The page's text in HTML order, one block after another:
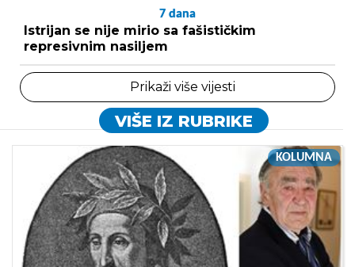
7 dana
Istrijan se nije mirio sa fašističkim
represivnim nasiljem
Prikaži više vijesti
VIŠE IZ RUBRIKE
KOLUMNA